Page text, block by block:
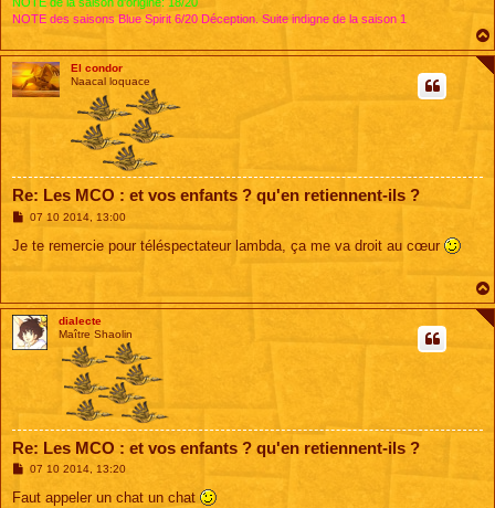
NOTE de la saison d'origine: 18/20
NOTE des saisons Blue Spirit 6/20 Déception. Suite indigne de la saison 1
El condor
Naacal loquace
Re: Les MCO : et vos enfants ? qu'en retiennent-ils ?
M
s
07 10 2014, 13:00
Je te remercie pour téléspectateur lambda, ça me va droit au cœur
dialecte
Maître Shaolin
Re: Les MCO : et vos enfants ? qu'en retiennent-ils ?
M
s
07 10 2014, 13:20
Faut appeler un chat un chat